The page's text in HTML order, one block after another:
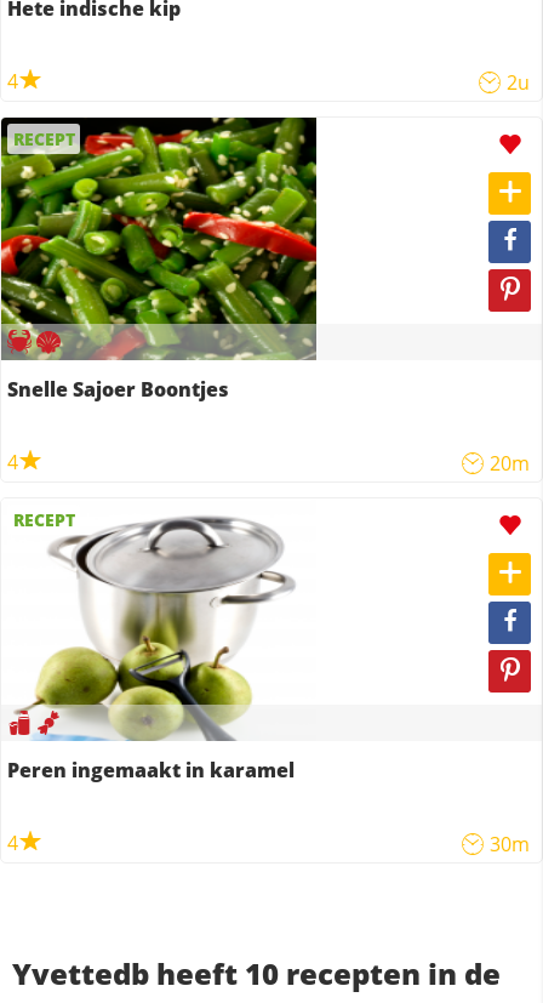
Hete indische kip
4 2u
RECEPT
Snelle Sajoer Boontjes
4 20m
RECEPT
Peren ingemaakt in karamel
4 30m
Yvettedb heeft 10 recepten in de